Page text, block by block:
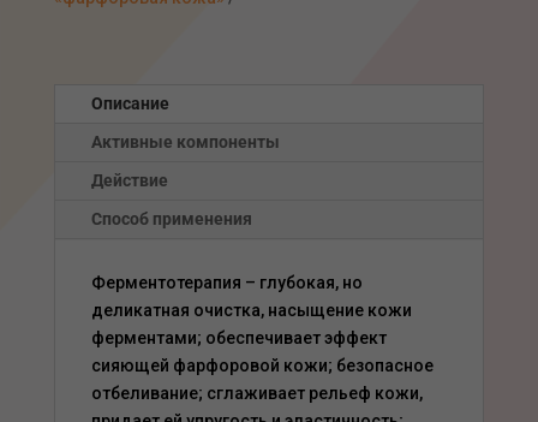
Описание
Активные компоненты
Действие
Способ применения
Ферментотерапия – глубокая, но
деликатная очистка, насыщение кожи
ферментами; обеспечивает эффект
сияющей фарфоровой кожи; безопасное
отбеливание; сглаживает рельеф кожи,